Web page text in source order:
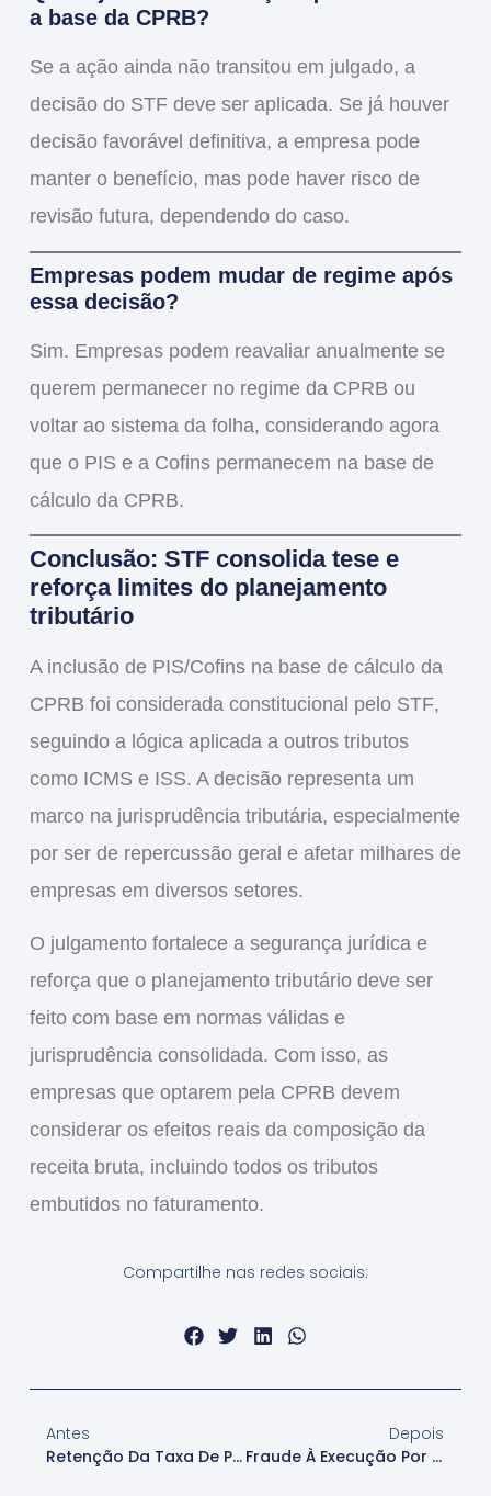
a base da CPRB?
Se a ação ainda não transitou em julgado, a
decisão do STF deve ser aplicada. Se já houver
decisão favorável definitiva, a empresa pode
manter o benefício, mas pode haver risco de
revisão futura, dependendo do caso.
Empresas podem mudar de regime após
essa decisão?
Sim. Empresas podem reavaliar anualmentese
querem permanecer no regime da CPRB ou
voltar ao sistema da folha, considerando agora
que o PIS e a Cofins permanecem na base de
cálculo da CPRB.
Conclusão: STF consolida tese e
reforça limites do planejamento
tributário
A inclusão de PIS/Cofins na base de cálculo da
CPRB foi considerada constitucional pelo STF,
seguindo a lógica aplicada a outros tributos
como ICMS e ISS. A decisão representa um
marco na jurisprudência tributária, especialmente
por ser de repercussão geral e afetar milhares de
empresas em diversos setores.
O julgamento fortalece a segurança jurídica e
reforça que o planejamento tributário deve ser
feito com base em normas válidas e
jurisprudência consolidada. Com isso, as
empresas que optarem pela CPRB devem
considerar os efeitos reais da composição da
receita bruta, incluindo todos os tributos
embutidos no faturamento.
Compartilhe nas redes sociais:
Antes
Retenção Da Taxa De Personalização No Distrato É Válida?
Depois
Fraude À Execução Por Renúncia À Herança É Reconhecida